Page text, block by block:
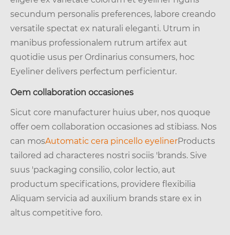
secundum personalis preferences, labore creando
versatile spectat ex naturali eleganti. Utrum in
manibus professionalem rutrum artifex aut
quotidie usus per Ordinarius consumers, hoc
Eyeliner delivers perfectum perficientur.
Oem collaboration occasiones
Sicut core manufacturer huius uber, nos quoque
offer oem collaboration occasiones ad stibiass. Nos
can mosAutomatic cera pincello eyelinerProducts
tailored ad characteres nostri sociis 'brands. Sive
suus 'packaging consilio, color lectio, aut
productum specifications, providere flexibilia
Aliquam servicia ad auxilium brands stare ex in
altus competitive foro.